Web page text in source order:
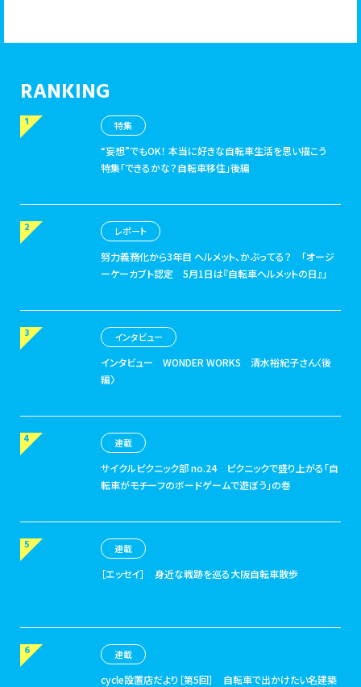
RANKING
特集
“妄想”でもOK！ 本当に好きな自転車生活を思い描こう
特集「できるかな？自転車移住」後編
レポート
努力義務化から3年目 ヘルメット、かぶってる？ 「オージ
ーケーカブト認定 5月1日は『自転車ヘルメットの日』」
インタビュー
インタビュー WONDER WORKS 清水裕紀子さん〈後
編〉
連載
サイクルピクニック部 no.24
ピクニックで盛り上がる「自
転車がモチーフのボードゲームで遊ぼう」の巻
連載
［エッセイ］ 身近な戦跡を巡る大阪自転車散歩
連載
cycle設置店だより［第5回］ 自転車で出かけたい名建築